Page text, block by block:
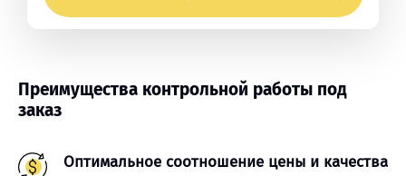
Преимущества контрольной работы под
заказ
Оптимальное соотношение цены и качества